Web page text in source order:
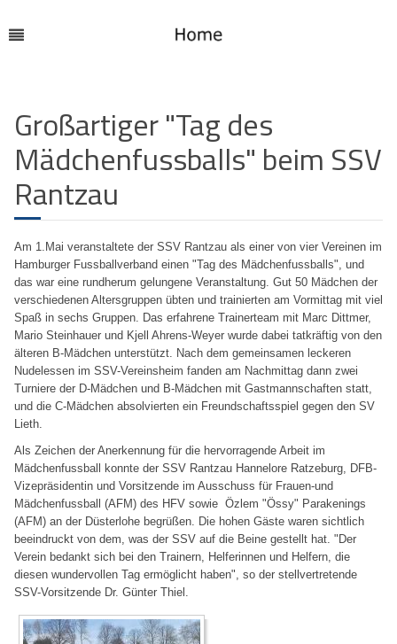
Großartiger "Tag des
Mädchenfussballs" beim SSV
Rantzau
Am 1.Mai veranstaltete der SSV Rantzau als einer von vier Vereinen im
Hamburger Fussballverband einen "Tag des Mädchenfussballs", und
das war eine rundherum gelungene Veranstaltung. Gut 50 Mädchen der
verschiedenen Altersgruppen übten und trainierten am Vormittag mit viel
Spaß in sechs Gruppen. Das erfahrene Trainerteam mit Marc Dittmer,
Mario Steinhauer und Kjell Ahrens-Weyer wurde dabei tatkräftig von den
älteren B-Mädchen unterstützt. Nach dem gemeinsamen leckeren
Nudelessen im SSV-Vereinsheim fanden am Nachmittag dann zwei
Turniere der D-Mädchen und B-Mädchen mit Gastmannschaften statt,
und die C-Mädchen absolvierten ein Freundschaftsspiel gegen den SV
Lieth.
Als Zeichen der Anerkennung für die hervorragende Arbeit im
Mädchenfussball konnte der SSV Rantzau Hannelore Ratzeburg, DFB-
Vizepräsidentin und Vorsitzende im Ausschuss für Frauen-und
Mädchenfussball (AFM) des HFV sowie Özlem "Össy" Parakenings
(AFM) an der Düsterlohe begrüßen. Die hohen Gäste waren sichtlich
beeindruckt von dem, was der SSV auf die Beine gestellt hat. "Der
Verein bedankt sich bei den Trainern, Helferinnen und Helfern, die
diesen wundervollen Tag ermöglicht haben", so der stellvertretende
SSV-Vorsitzende Dr. Günter Thiel.